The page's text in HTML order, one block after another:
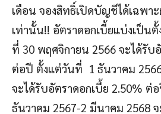
เดือน จองสิทธิ์เปิดบัญชีได้เฉพา
เท่านั้น!! อัตราดอกเบี้ยแบ่งเป็น
ที่ 30 พฤศจิกายน 2566 จะได้รับ
ต่อปี ตั้งแต่วันที่ 1 ธันวาคม
จะได้รับอัตราดอกเบี้ย 2.50% ต่
ธันวาคม 2567-2 มีนาคม 2568